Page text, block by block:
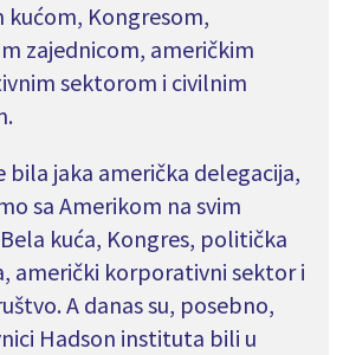
kućom, Kongresom,
zajednicom, američkim
sektorom i civilnim
bila jaka američka delegacija,
sa Amerikom na svim
kuća, Kongres, politička
američki korporativni sektor i
A danas su, posebno,
Hadson instituta bili u